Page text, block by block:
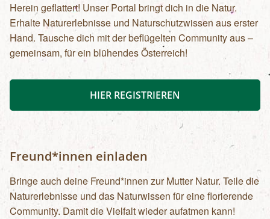
Herein geflattert! Unser Portal bringt dich in die Natur.
Erhalte Naturerlebnisse und Naturschutzwissen aus erster
Hand. Tausche dich mit der beflügelten Community aus –
gemeinsam, für ein blühendes Österreich!
HIER REGISTRIEREN
Freund*innen einladen
Bringe auch deine Freund*innen zur Mutter Natur. Teile die
Naturerlebnisse und das Naturwissen für eine florierende
Community. Damit die Vielfalt wieder aufatmen kann!